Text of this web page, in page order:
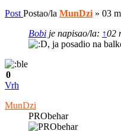
Post Postao/la MunDzi » 03
Bobi je napisao/la: ↑02
, ja posadio na
0
Vrh
MunDzi
PRObehar